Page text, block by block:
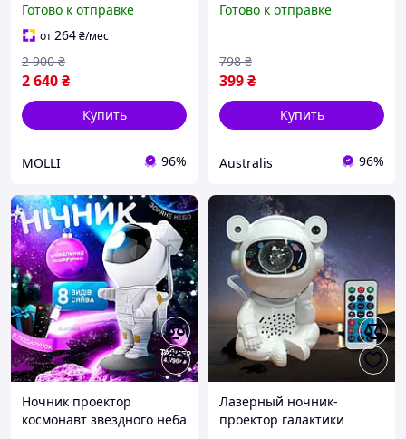
Bluetooth Лазерный
Светодиодный Ночник
Готово к отправке
от264₴/мес
2 640₴
2 900 ₴
Купить
MOLLI 96%
светильник с проекцией
галактика с пультом
сидячий
Готово к отправке
399₴
798 ₴
Купить
Australis 96%
Ночник проектор
космонавт звездного неба
Лазерный ночник-
проектор галактики